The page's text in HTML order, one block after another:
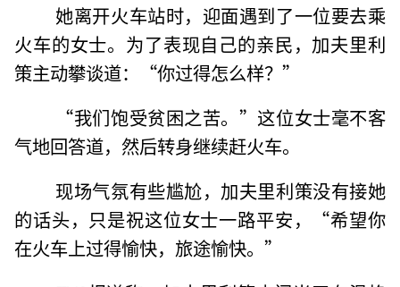
她离开火车站时，迎面遇到了一位要去乘
火车的女士。为了表现自己的亲民，加夫里利
策主动攀谈道：“你过得怎么样？”
“我们饱受贫困之苦。”这位女士毫不客
气地回答道，然后转身继续赶火车。
现场气氛有些尴尬，加夫里利策没有接她
的话头，只是祝这位女士一路平安，“希望你
在火车上过得愉快，旅途愉快。”